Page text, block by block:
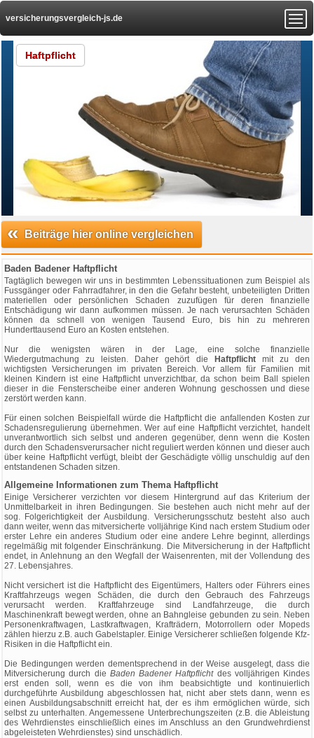
versicherungsvergleich-js.de
Haftpflicht
« Beiträge hier online vergleichen
Baden Badener Haftpflicht
Tagtäglich bewegen wir uns in bestimmten Lebenssituationen zum Beispiel als
Fussgänger oder Fahrradfahrer, in den die Gefahr besteht, unbeteiligten Dritten
materiellen oder persönlichen Schaden zuzufügen für deren finanzielle
Entschädigung wir dann aufkommen müssen. Je nach verursachten Schäden
können da schnell von wenigen Tausend Euro, bis hin zu mehreren
Hunderttausend Euro an Kosten entstehen.
Nur die wenigsten wären in der Lage, eine solche finanzielle
Wiedergutmachung zu leisten. Daher gehört die
Haftpflichtmit zu den
wichtigsten Versicherungen im privaten Bereich. Vor allem für Familien mit
kleinen Kindern ist eine Haftpflicht unverzichtbar, da schon beim Ball spielen
dieser in die Fensterscheibe einer anderen Wohnung geschossen und diese
zerstört werden kann.
Für einen solchen Beispielfall würde die Haftpflicht die anfallenden Kosten zur
Schadensregulierung übernehmen. Wer auf eine Haftpflicht verzichtet, handelt
unverantwortlich sich selbst und anderen gegenüber, denn wenn die Kosten
durch den Schadensverursacher nicht reguliert werden können und dieser auch
über keine Haftpflicht verfügt, bleibt der Geschädigte völlig unschuldig auf den
entstandenen Schaden sitzen.
Allgemeine Informationen zum Thema Haftpflicht
Einige Versicherer verzichten vor diesem Hintergrund auf das Kriterium der
Unmittelbarkeit in ihren Bedingungen. Sie bestehen auch nicht mehr auf der
sog. Folgerichtigkeit der Ausbildung. Versicherungsschutz besteht also auch
dann weiter, wenn das mitversicherte volljährige Kind nach erstem Studium oder
erster Lehre ein anderes Studium oder eine andere Lehre beginnt, allerdings
regelmäßig mit folgender Einschränkung. Die Mitversicherung in der Haftpflicht
endet, in Anlehnung an den Wegfall der Waisenrenten, mit der Vollendung des
27. Lebensjahres.
Nicht versichert ist die Haftpflicht des Eigentümers, Halters oder Führers eines
Kraftfahrzeugs wegen Schäden, die durch den Gebrauch des Fahrzeugs
verursacht werden. Kraftfahrzeuge sind Landfahrzeuge, die durch
Maschinenkraft bewegt werden, ohne an Bahngleise gebunden zu sein. Neben
Personenkraftwagen, Lastkraftwagen, Krafträdern, Motorrollern oder Mopeds
zählen hierzu z.B. auch Gabelstapler. Einige Versicherer schließen folgende Kfz-
Risiken in die Haftpflicht ein.
Die Bedingungen werden dementsprechend in der Weise ausgelegt, dass die
Mitversicherung durch die Baden Badener Haftpflichtdes volljährigen Kindes
erst enden soll, wenn es die von ihm beabsichtigte und kontinuierlich
durchgeführte Ausbildung abgeschlossen hat, nicht aber stets dann, wenn es
einen Ausbildungsabschnitt erreicht hat, der es ihm ermöglichen würde, sich
selbst zu unterhalten. Angemessene Unterbrechungszeiten (z.B. die Ableistung
des Wehrdienstes einschließlich eines im Anschluss an den Grundwehrdienst
abgeleisteten Wehrdienstes) sind unschädlich.